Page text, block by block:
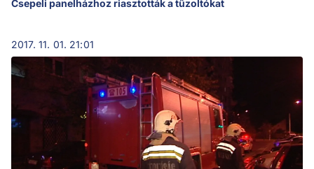
Csepeli panelházhoz riasztották a tűzoltókat
2017. 11. 01. 21:01